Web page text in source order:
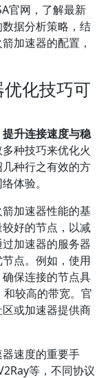
官网，了解最新
据分析策略，结
加速器的配置，
化技巧可
升连接速度与稳
种技巧来优化火
种行之有效的方
体验。
加速器性能的基
好的节点，以减
加速器的服务器
点。例如，使用
保连接的节点具
较高的带宽。官
或加速器提供商
速度的重要手
等，不同协议